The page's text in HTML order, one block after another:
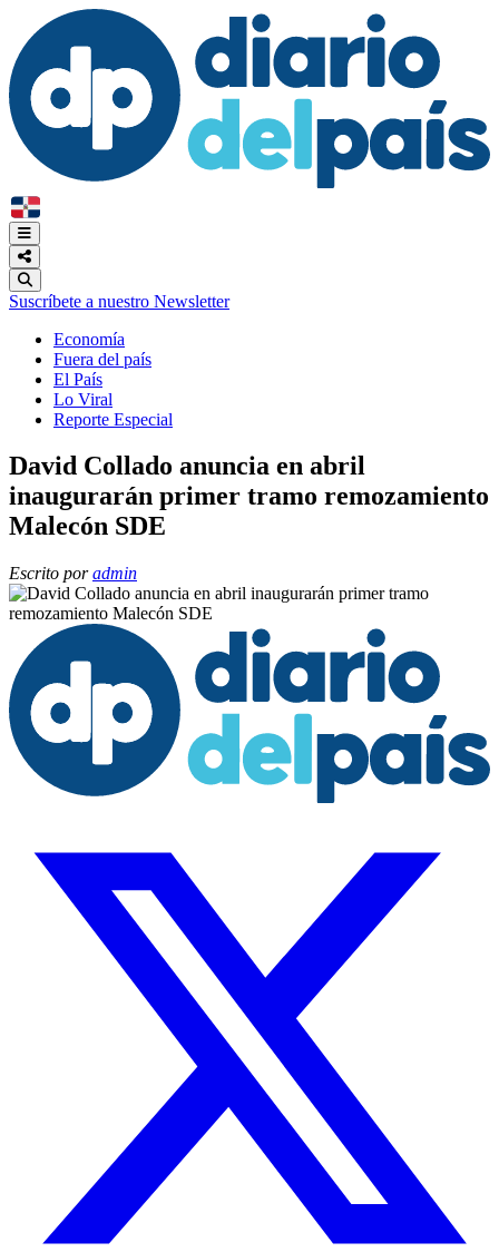
Suscríbete a nuestro Newsletter
Economía
Fuera del país
El País
Lo Viral
Reporte Especial
David Collado anuncia en abril
inaugurarán primer tramo remozamiento
Malecón SDE
Escrito poradmin